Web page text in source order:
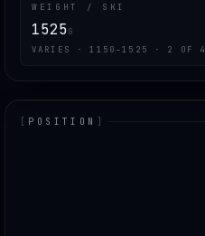
WEIGHT / SKI
1525G
VARIES · 1150–1525 · 2 OF 4
[ POSITION ]